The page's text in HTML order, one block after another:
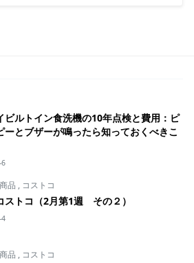
ビルトイン食洗機の10年点検と費用：ピ
ーとブザーが鳴ったら知っておくべきこ
品 , コストコ
ストコ（2月第1週 その２）
品 , コストコ